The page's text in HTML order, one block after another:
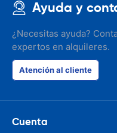
Ayuda y
¿Necesitas ayuda?
expertos en alquileres.
Atención al cliente
Cuenta